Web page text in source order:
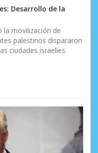
Desarrollo de la
la movilización de
palestinos dispararon
ciudades israelíes.